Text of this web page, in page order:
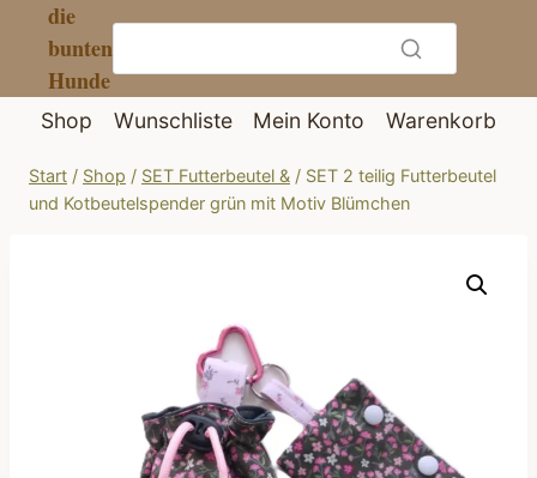
Inhalt
springen
die
bunten
Hunde
Shop Wunschliste Mein Konto Warenkorb
Start / Shop / SET Futterbeutel & / SET 2 teilig Futterbeutel
und Kotbeutelspender grün mit Motiv Blümchen